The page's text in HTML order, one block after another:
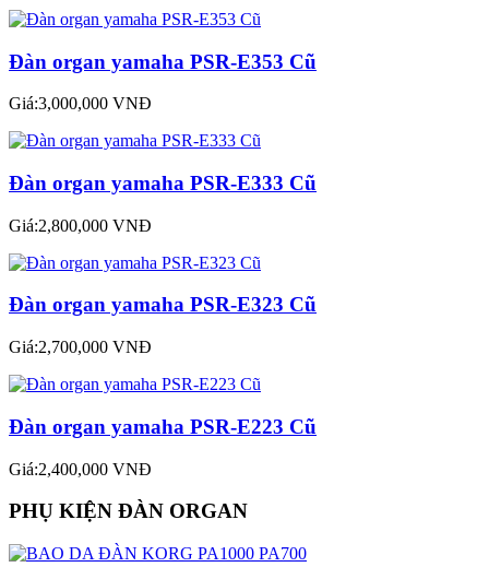
Đàn organ yamaha PSR-E353 Cũ
Giá:3,000,000 VNĐ
Đàn organ yamaha PSR-E333 Cũ
Giá:2,800,000 VNĐ
Đàn organ yamaha PSR-E323 Cũ
Giá:2,700,000 VNĐ
Đàn organ yamaha PSR-E223 Cũ
Giá:2,400,000 VNĐ
PHỤ KIỆN ĐÀN ORGAN